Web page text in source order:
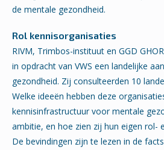
de mentale gezondheid.
Rol kennisorganisaties
RIVM, Trimbos-instituut en GGD
in opdracht van VWS een landelijke
gezondheid. Zij consulteerden 10
Welke ideeën hebben deze
kennisinfrastructuur voor mentale
ambitie, en hoe zien zij hun eigen rol-
De bevindingen zijn te lezen in de